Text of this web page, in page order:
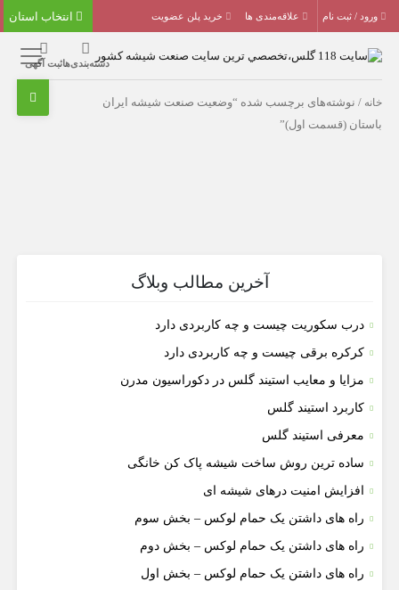
ورود / ثبت نام علاقه‌مندی ها خرید پلن عضویت
دسته‌بندی‌هاثبت آگهی
خانه/ نوشته‌های برچسب شده “وضعیت صنعت شیشه ایران
باستان (قسمت اول)”
آخرین مطالب وبلاگ
درب سکوریت چیست و چه کاربردی دارد
کرکره برقی چیست و چه کاربردی دارد
مزایا و معایب استیند گلس در دکوراسیون مدرن
کاربرد استیند گلس
معرفی استیند گلس
ساده ترین روش ساخت شیشه پاک کن خانگی
افزایش امنیت درهای شیشه ای
راه های داشتن یک حمام لوکس – بخش سوم
راه های داشتن یک حمام لوکس – بخش دوم
راه های داشتن یک حمام لوکس – بخش اول